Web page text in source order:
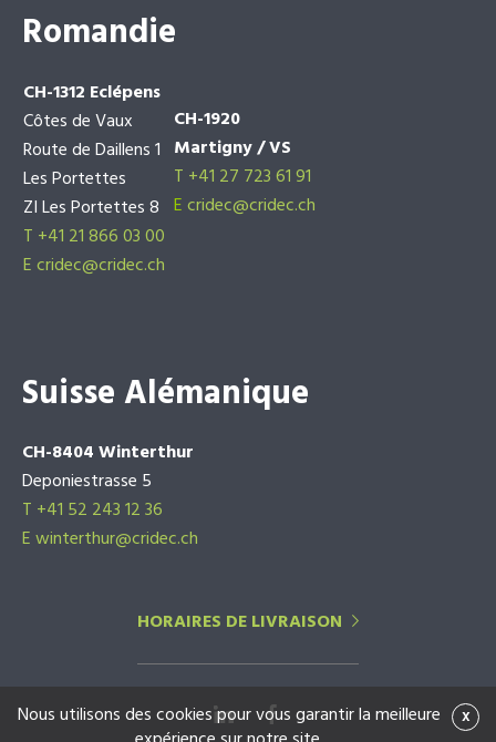
Romandie
CH-1312 Eclépens
Côtes de Vaux
Route de Daillens 1
Les Portettes
ZI Les Portettes 8
T +41 21 866 03 00
Ecridec@cridec.ch
CH-1920
Martigny / VS
T +41 27 723 61 91
Ecridec@cridec.ch
Suisse Alémanique
CH-8404 Winterthur
Deponiestrasse 5
T +41 52 243 12 36
E winterthur@cridec.ch
HORAIRES DE LIVRAISON
x
Nous utilisons des cookies pour vous garantir la meilleure